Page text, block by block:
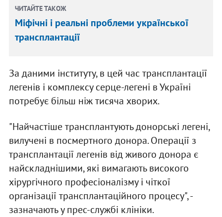
ЧИТАЙТЕ ТАКОЖ
Міфічні і реальні проблеми української
трансплантації
За даними інституту, в цей час трансплантації
легенів і комплексу серце-легені в Україні
потребує більш ніж тисяча хворих.
"Найчастіше трансплантують донорські легені,
вилучені в посмертного донора. Операції з
трансплантації легенів від живого донора є
найскладнішими, які вимагають високого
хірургічного професіоналізму і чіткої
організації трансплантаційного процесу", -
зазначають у прес-службі клініки.